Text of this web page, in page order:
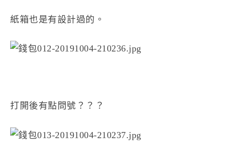
紙箱也是有設計過的。
打開後有點問號？？？